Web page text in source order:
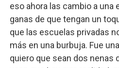
eso ahora las cambio a una
ganas de que tengan un
que las escuelas privadas
más en una burbuja. Fue
quiero que sean dos nenas